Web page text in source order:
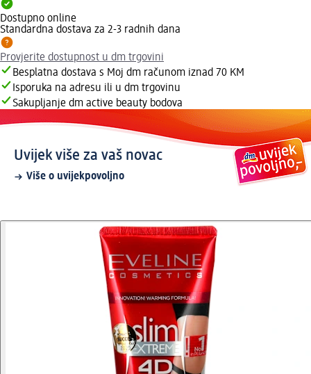
Dostupno online
Standardna dostava za 2-3 radnih dana
Provjerite dostupnost u dm trgovini
Besplatna dostava s Moj dm računom iznad 70 KM
Isporuka na adresu ili u dm trgovinu
Sakupljanje dm active beauty bodova
Uvijek više za vaš novac
Više o uvijekpovoljno